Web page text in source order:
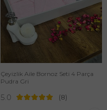
Çeyizlik Aile Bornoz Seti 4 Parça
Pudra Gri
5.0 (8)